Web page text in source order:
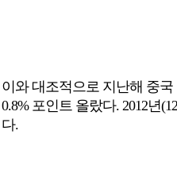
이와 대조적으로 지난해 중국
0.8% 포인트 올랐다. 2012년
다.